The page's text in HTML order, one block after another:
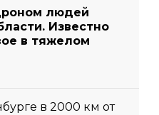
людей
Известно
в тяжелом
в 2000 км от